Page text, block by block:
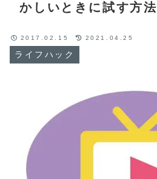
かしいときに試す方法
ライフハック
2017.02.15 2021.04.25